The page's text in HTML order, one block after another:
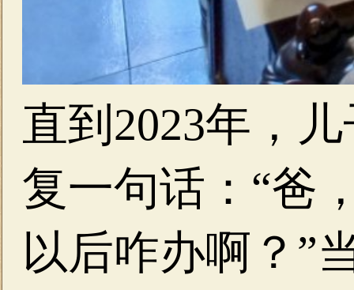
直到2023年，
复一句话：“爸
以后咋办啊？”